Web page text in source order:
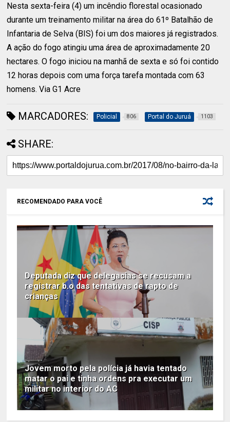
Nesta sexta-feira (4) um incêndio florestal ocasionado
durante um treinamento militar na área do 61º Batalhão de
Infantaria de Selva (BIS) foi um dos maiores já registrados.
A ação do fogo atingiu uma área de aproximadamente 20
hectares. O fogo iniciou na manhã de sexta e só foi contido
12 horas depois com uma força tarefa montada com 63
homens. Via G1 Acre
MARCADORES: Policial 806 Portal do Juruá 1103
SHARE:
RECOMENDADO PARA VOCÊ
Deputada diz que delegacias se recusam a
registrar b.o das tentativas de rapto de
crianças
Jovem morto pela polícia já havia tentado
matar o pai e tinha ordens pra executar um
militar no interior do AC